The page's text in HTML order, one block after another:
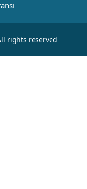
rights reserved